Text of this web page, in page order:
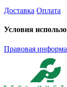
Доставка Оплата
Условия
Правовая